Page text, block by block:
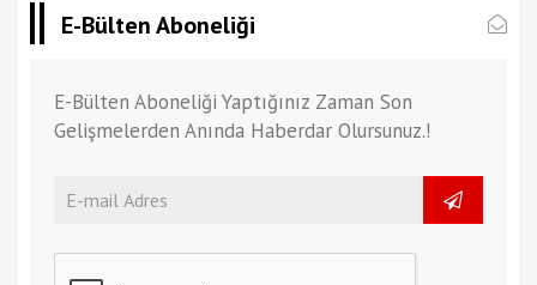
E-Bülten Aboneliği
E-Bülten Aboneliği Yaptığınız Zaman Son
Gelişmelerden Anında Haberdar Olursunuz.!